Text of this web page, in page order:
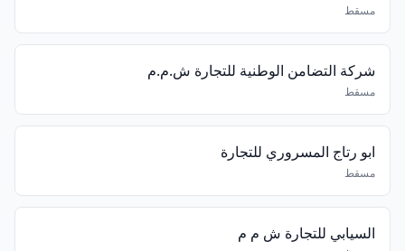
مسقط
شركة التضامن الوطنية للتجارة ش.م.م
مسقط
ابو رتاج المسروري للتجارة
مسقط
السيابي للتجارة ش م م